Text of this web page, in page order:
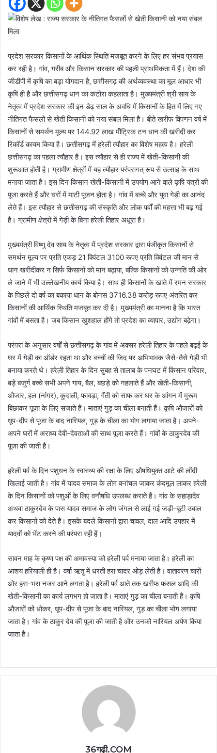
प्रदेश सरकार किसानों के आर्थिक स्थिति मजबूत करने के लिए हर संभव प्रयास
कर रही है। गांव, गरीब और किसान सरकार की पहली प्राथमिकता में हैं। देश की
जीडीपी में कृषि का बड़ा योगदान है, छत्तीसगढ़ की अर्थव्यवस्था का मूल आधार भी
कृषि ही है और छत्तीसगढ़ धान का कटोरा कहलाता है। मुख्यमंत्री श्री साय के
नेतृत्व में प्रदेश सरकार की इन डेढ़ साल के अवधि में किसानों के हित में लिए गए
नीतिगत फैसलों से खेती किसानी को नया संबल मिला है। बीते खरीफ विपणन वर्ष में
किसानों से समर्थन मूल्य पर 144.92 लाख मीेट्रिक टन धान की खरीदी कर
रिकॉर्ड कायम किया है। छत्तीसगढ़ में हरेली त्यौहार का विशेष महत्व है। हरेली
छत्तीसगढ़ का पहला त्यौहार है। इस त्यौहार से ही राज्य में खेती-किसानी की
शुरूआत होती है। ग्रामीण क्षेत्रों में यह त्यौहार परंपरागत् रूप से उत्साह के साथ
मनाया जाता है। इस दिन किसान खेती-किसानी में उपयोग आने वाले कृषि यंत्रों की
पूजा करते हैं और घरों में माटी पूजन होता है। गांव में बच्चे और युवा गेड़ी का आनंद
लेते हैं। इस त्यौहार से छत्तीसगढ़ की संस्कृति और लोक पर्वों की महत्ता भी बढ़ गई
है। ग्रामीण क्षेत्रों में गेड़ी के बिना हरेली तिहार अधूरा है।
मुख्यमंत्री विष्णु देव साय के नेतृत्व में प्रदेश सरकार द्वारा पंजीकृत किसानों से
समर्थन मूल्य पर प्रति एकड़ 21 क्विंटल 3100 रूपए प्रति क्विंटल की मान से
धान खरीदीकर न सिर्फ किसानों को मान बढ़ाया, बल्कि किसानों को उन्नति की ओर
ले जाने में भी उल्लेखनीय कार्य किया है। साथ ही किसानों के खाते में रमन सरकार
के पिछले दो वर्ष का बकाया धान के बोनस 3716.38 करोड़ रूपए अंतरित कर
किसानों की आर्थिक स्थिति मजबूत कर दी है। मुख्यमंत्री का मानना है कि भारत
गांवों में बसता है। जब किसान खुशहाल होंगे तो प्रदेश का व्यापार, उद्योग बढे़गा।
परंपरा के अनुसार वर्षों से छत्तीसगढ़ के गांव में अक्सर हरेली तिहार के पहले बढ़ई के
घर में गेड़ी का ऑर्डर रहता था और बच्चों की जिद पर अभिभावक जैसे-तैसे गेड़ी भी
बनाया करते थे। हरेली तिहार के दिन सुबह से तालाब के पनघट में किसान परिवार,
बड़े बजुर्ग बच्चे सभी अपने गाय, बैल, बछड़े को नहलाते हैं और खेती-किसानी,
औजार, हल (नांगर), कुदाली, फावड़ा, गैंती को साफ कर घर के आंगन में मुरूम
बिछाकर पूजा के लिए सजाते हैं। माताएं गुड़ का चीला बनाती हैं। कृषि औजारों को
धूप-दीप से पूजा के बाद नारियल, गुड़ के चीला का भोग लगाया जाता है। अपने-
अपने घरों में अराध्य देवी-देवताओं की साथ पूजा करते हैं। गांवों के ठाकुरदेव की
पूजा की जाती है।
हरेली पर्व के दिन पशुधन के स्वास्थ्य की रक्षा के लिए औषधियुक्त आटे की लोंदी
खिलाई जाती है। गांव में यादव समाज के लोग वनांचल जाकर कंदमूल लाकर हरेली
के दिन किसानों को पशुओं के लिए वनौषधि उपलब्ध कराते हैं। गांव के सहाड़ादेव
अथवा ठाकुरदेव के पास यादव समाज के लोग जंगल से लाई गई जड़ी-बूटी उबाल
कर किसानों को देते हैं। इसके बदले किसानों द्वारा चावल, दाल आदि उपहार में
यादवों को भेंट करने की परंपरा रही हैं।
सावन माह के कृष्ण पक्ष की अमावस्या को हरेली पर्व मनाया जाता है। हरेली का
आशय हरियाली ही है। वर्षा ऋतु में धरती हरा चादर ओड़ लेती है। वातावरण चारों
ओर हरा-भरा नजर आने लगता है। हरेली पर्व आते तक खरीफ फसल आदि की
खेती-किसानी का कार्य लगभग हो जाता है। माताएं गुड़ का चीला बनाती हैं। कृषि
औजारों को धोकर, धूप-दीप से पूजा के बाद नारियल, गुड़ का चीला भोग लगाया
जाता है। गांव के ठाकुर देव की पूजा की जाती है और उनको नारियल अर्पण किया
जाता है।
36गढ़ी.COM